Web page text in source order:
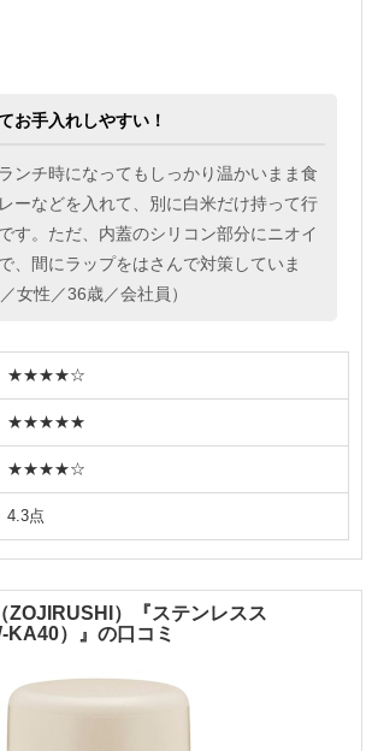
お手入れしやすい！
ンチ時になってもしっかり温かいまま食
ーなどを入れて、別に白米だけ持って行
す。ただ、内蓋のシリコン部分にニオイ
、間にラップをはさんで対策していま
女性／36歳／会社員）
★★★★☆
★★★★★
★★★★☆
4.3点
ZOJIRUSHI）『ステンレスス
KA40）』の口コミ